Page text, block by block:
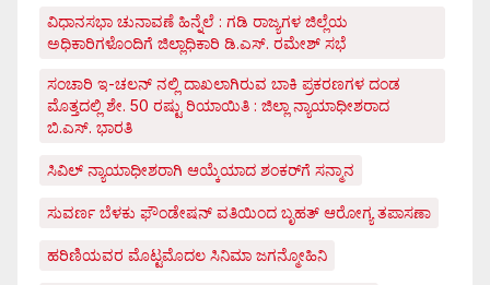
ವಿಧಾನಸಭಾ ಚುನಾವಣೆ ಹಿನ್ನೆಲೆ : ಗಡಿ ರಾಜ್ಯಗಳ ಜಿಲ್ಲೆಯ
ಅಧಿಕಾರಿಗಳೊಂದಿಗೆ ಜಿಲ್ಲಾಧಿಕಾರಿ ಡಿ.ಎಸ್. ರಮೇಶ್ ಸಭೆ
ಸಂಚಾರಿ ಇ-ಚಲನ್ ನಲ್ಲಿ ದಾಖಲಾಗಿರುವ ಬಾಕಿ ಪ್ರಕರಣಗಳ ದಂಡ
ಮೊತ್ತದಲ್ಲಿ ಶೇ. 50 ರಷ್ಟು ರಿಯಾಯಿತಿ : ಜಿಲ್ಲಾ ನ್ಯಾಯಾಧೀಶರಾದ
ಬಿ.ಎಸ್. ಭಾರತಿ
ಸಿವಿಲ್ ನ್ಯಾಯಾಧೀಶರಾಗಿ ಆಯ್ಕೆಯಾದ ಶಂಕರ್‌ಗೆ ಸನ್ಮಾನ
ಸುವರ್ಣ ಬೆಳಕು ಫೌಂಡೇಷನ್ ವತಿಯಿಂದ ಬೃಹತ್ ಆರೋಗ್ಯ ತಪಾಸಣಾ
ಹರಿಣಿಯವರ ಮೊಟ್ಟಮೊದಲ ಸಿನಿಮಾ ಜಗನ್ಮೋಹಿನಿ